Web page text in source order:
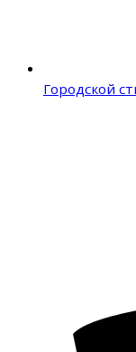
Городской